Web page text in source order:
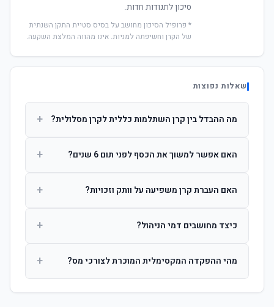
סיכון לתנודות חדות.
* פרופיל הסיכון מחושב על בסיס סטיית התקן השנתית
של הקרן וחשיפתה למניות. אינו מהווה המלצת השקעה.
שאלות נפוצות
מה ההבדל בין קרן השתלמות כללית לקרן מסלולית? +
ההשקעות. קרן מסלולית עוקבת אחרי מדד ספציפי ומאפשרת
האם אפשר למשוך את הכסף לפני תום 6 שנים? +
הרווחים. לאחר 6 שנים ניתן למשוך פטור ממס עד לתקרה
האם העברת קרן משפיעה על וותק וזכויות? +
החברות. הוותק ממשיך להיספר מיום ההפקדה הראשונה.
כיצד מחושבים דמי הניהול? +
ומתן על שיעורם בעת הצטרפות.
מהי ההפקדה המקסימלית המוכרת לצורכי מס? +